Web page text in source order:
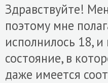
Здравствуйте!
поэтому мне
исполнилось 18,
состояние, в
даже имеется